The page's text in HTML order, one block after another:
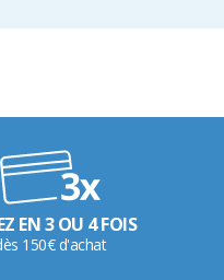
EN 3 OU 4 FOIS
150€ d'achat